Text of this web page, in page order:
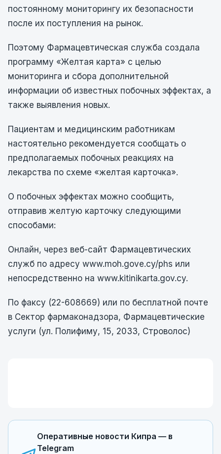
постоянному мониторингу их безопасности
после их поступления на рынок.
Поэтому Фармацевтическая служба создала
программу «Желтая карта» с целью
мониторинга и сбора дополнительной
информации об известных побочных эффектах, а
также выявления новых.
Пациентам и медицинским работникам
настоятельно рекомендуется сообщать о
предполагаемых побочных реакциях на
лекарства по схеме «желтая карточка».
О побочных эффектах можно сообщить,
отправив желтую карточку следующими
способами:
Онлайн, через веб-сайт Фармацевтических
служб по адресу www.moh.gove.cy/phs или
непосредственно на www.kitinikarta.gov.cy.
По факсу (22-608669) или по бесплатной почте
в Сектор фармаконадзора, Фармацевтические
услуги (ул. Полифиму, 15, 2033, Строволос)
Оперативные новости Кипра — в
Telegram